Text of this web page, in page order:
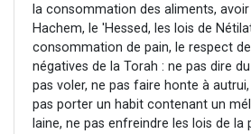
la consommation des aliments,
Hachem, le 'Hessed, les lois de
consommation de pain, le respect
négatives de la Torah : ne pas dire
pas voler, ne pas faire honte à
pas porter un habit contenant un
laine, ne pas enfreindre les lois de la